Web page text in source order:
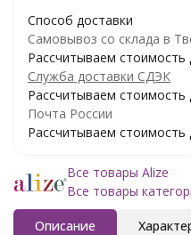
Способ доставки
Самовывоз со склада в
Рассчитываем стоимость
Служба доставки СДЭК
Рассчитываем стоимость
Почта России
Рассчитываем стоимость
Все товары Alize
Все товары
Описание